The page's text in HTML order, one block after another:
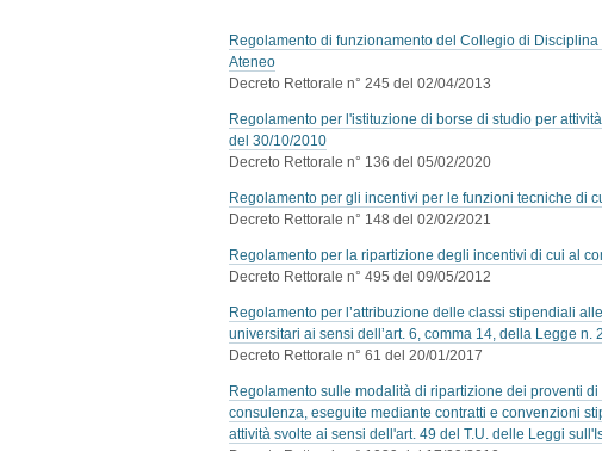
Regolamento di funzionamento del Collegio di
Ateneo
Decreto Rettorale n° 245 del 02/04/2013
Regolamento per l'istituzione di borse di studio per
del 30/10/2010
Decreto Rettorale n° 136 del 05/02/2020
Regolamento per gli incentivi per le funzioni tecniche di
Decreto Rettorale n° 148 del 02/02/2021
Regolamento per la ripartizione degli incentivi di cui al
Decreto Rettorale n° 495 del 09/05/2012
Regolamento per l’attribuzione delle classi stipendiali
universitari ai sensi dell’art. 6, comma 14, della Legge n.
Decreto Rettorale n° 61 del 20/01/2017
Regolamento sulle modalità di ripartizione dei proventi
consulenza, eseguite mediante contratti e convenzioni
attività svolte ai sensi dell'art. 49 del T.U. delle Leggi